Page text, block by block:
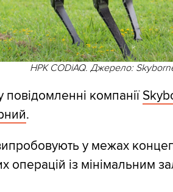
НРК CODiAQ. Джерело:
компанії
.
у межах
операцій із мінімальним